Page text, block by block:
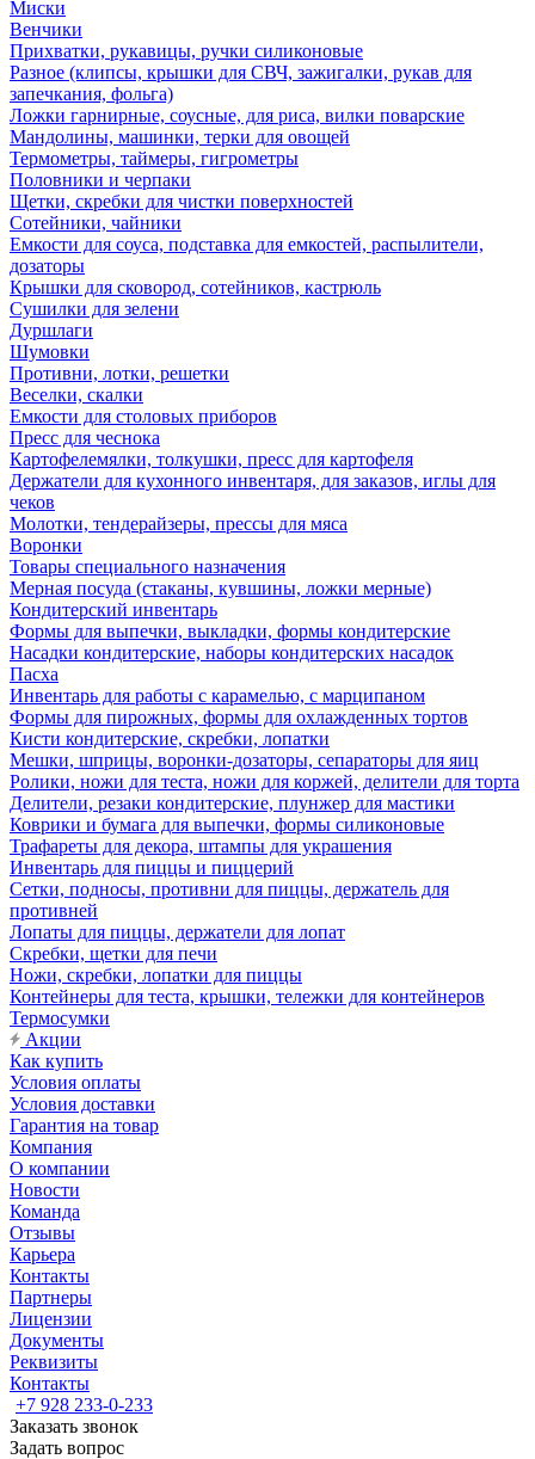
Миски
Венчики
Прихватки, рукавицы, ручки силиконовые
Разное (клипсы, крышки для СВЧ, зажигалки, рукав для
запечкания, фольга)
Ложки гарнирные, соусные, для риса, вилки поварские
Мандолины, машинки, терки для овощей
Термометры, таймеры, гигрометры
Половники и черпаки
Щетки, скребки для чистки поверхностей
Сотейники, чайники
Емкости для соуса, подставка для емкостей, распылители,
дозаторы
Крышки для сковород, сотейников, кастрюль
Сушилки для зелени
Дуршлаги
Шумовки
Противни, лотки, решетки
Веселки, скалки
Емкости для столовых приборов
Пресс для чеснока
Картофелемялки, толкушки, пресс для картофеля
Держатели для кухонного инвентаря, для заказов, иглы для
чеков
Молотки, тендерайзеры, прессы для мяса
Воронки
Товары специального назначения
Мерная посуда (стаканы, кувшины, ложки мерные)
Кондитерский инвентарь
Формы для выпечки, выкладки, формы кондитерские
Насадки кондитерские, наборы кондитерских насадок
Пасха
Инвентарь для работы с карамелью, с марципаном
Формы для пирожных, формы для охлажденных тортов
Кисти кондитерские, скребки, лопатки
Мешки, шприцы, воронки-дозаторы, сепараторы для яиц
Ролики, ножи для теста, ножи для коржей, делители для торта
Делители, резаки кондитерские, плунжер для мастики
Коврики и бумага для выпечки, формы силиконовые
Трафареты для декора, штампы для украшения
Инвентарь для пиццы и пиццерий
Сетки, подносы, противни для пиццы, держатель для
противней
Лопаты для пиццы, держатели для лопат
Скребки, щетки для печи
Ножи, скребки, лопатки для пиццы
Контейнеры для теста, крышки, тележки для контейнеров
Термосумки
Акции
Как купить
Условия оплаты
Условия доставки
Гарантия на товар
Компания
О компании
Новости
Команда
Отзывы
Карьера
Контакты
Партнеры
Лицензии
Документы
Реквизиты
Контакты
+7 928 233-0-233
Заказать звонок
Задать вопрос